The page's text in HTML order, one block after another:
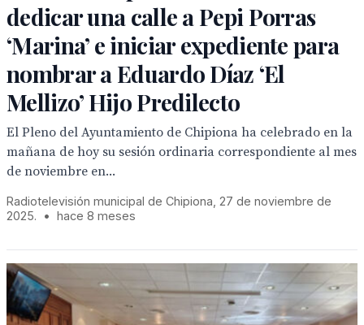
dedicar una calle a Pepi Porras
‘Marina’ e iniciar expediente para
nombrar a Eduardo Díaz ‘El
Mellizo’ Hijo Predilecto
El Pleno del Ayuntamiento de Chipiona ha celebrado en la
mañana de hoy su sesión ordinaria correspondiente al mes
de noviembre en...
Radiotelevisión municipal de Chipiona, 27 de noviembre de
2025.
• hace 8 meses